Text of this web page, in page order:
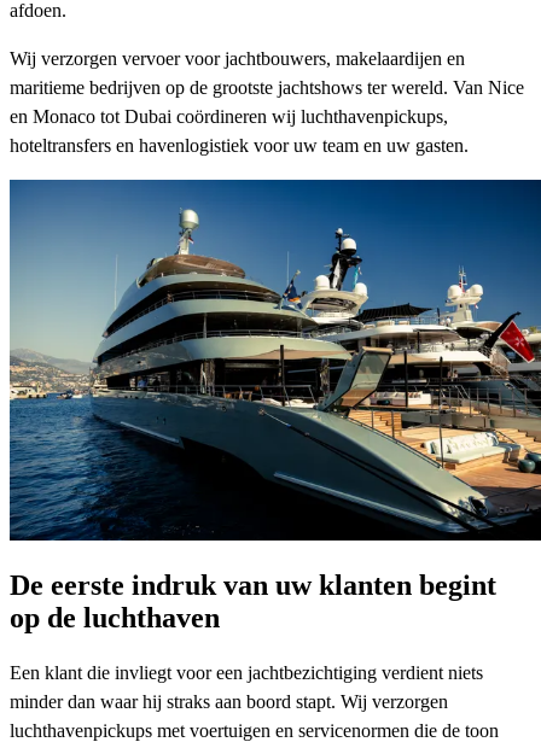
afdoen.
Wij verzorgen vervoer voor jachtbouwers, makelaardijen en
maritieme bedrijven op de grootste jachtshows ter wereld. Van Nice
en Monaco tot Dubai coördineren wij luchthavenpickups,
hoteltransfers en havenlogistiek voor uw team en uw gasten.
De eerste indruk van uw klanten begint
op de luchthaven
Een klant die invliegt voor een jachtbezichtiging verdient niets
minder dan waar hij straks aan boord stapt. Wij verzorgen
luchthavenpickups met voertuigen en servicenormen die de toon